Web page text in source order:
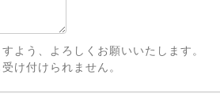
よう、よろしくお願いいたします。
け付けられません。